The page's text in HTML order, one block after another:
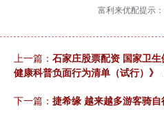
富利来优配提示
上一篇： 石家庄股票配资 国家卫
健康科普负面行为清单（试行）》
下一篇： 捷希缘 越来越多游客骑